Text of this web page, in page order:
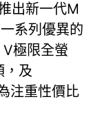
出新一代M
系列優異的
極限全螢
，及
注重性價比